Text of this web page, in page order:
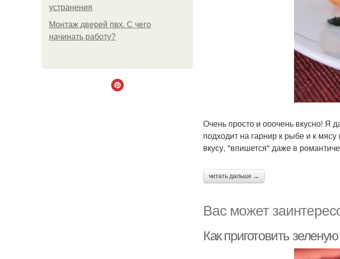
устранения
Монтаж дверей пвх. С чего
начинать работу?
Очень просто и ооочень вкусно! Я
подходит на гарнир к рыбе и к
вкусу, "впишется" даже в
читать дальше →
Вас может
Как приготовить